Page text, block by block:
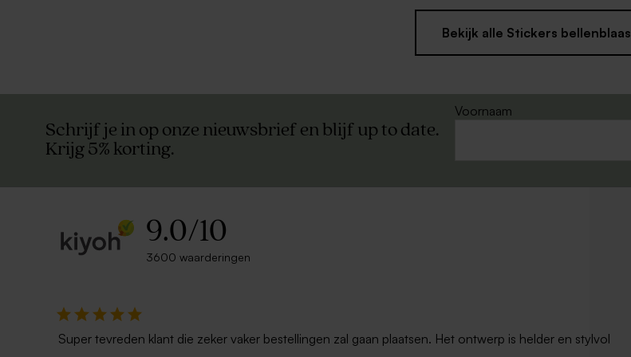
Bekijk alle Stickers bellenblaas
Schrijf je in op onze nieuwsbrief en blijf up to date.
Krijg 5% korting.
Voornaam
9.0/10
3600 waarderingen
Super tevreden klant die zeker vaker bestellingen zal gaan plaatsen. Het ontwerp is helder en stylvol